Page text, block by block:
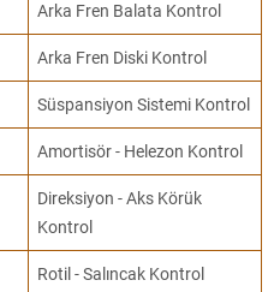
Arka Fren Balata Kontrol
Arka Fren Diski Kontrol
Süspansiyon Sistemi Kontrol
Amortisör - Helezon Kontrol
Direksiyon - Aks Körük
Kontrol
Rotil - Salıncak Kontrol